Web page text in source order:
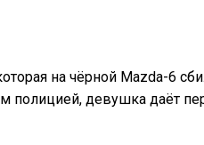
на чёрной Mazda-6
девушка даёт